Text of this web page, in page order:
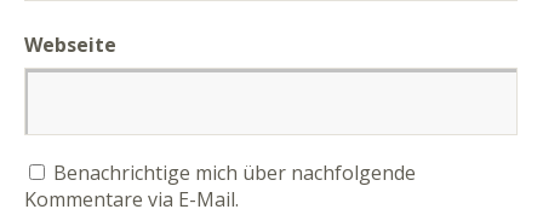
Webseite
Benachrichtige mich über nachfolgende
Kommentare via E-Mail.